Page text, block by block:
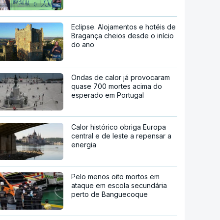
Eclipse. Alojamentos e hotéis de
Bragança cheios desde o início
do ano
Ondas de calor já provocaram
quase 700 mortes acima do
esperado em Portugal
Calor histórico obriga Europa
central e de leste a repensar a
energia
Pelo menos oito mortos em
ataque em escola secundária
perto de Banguecoque